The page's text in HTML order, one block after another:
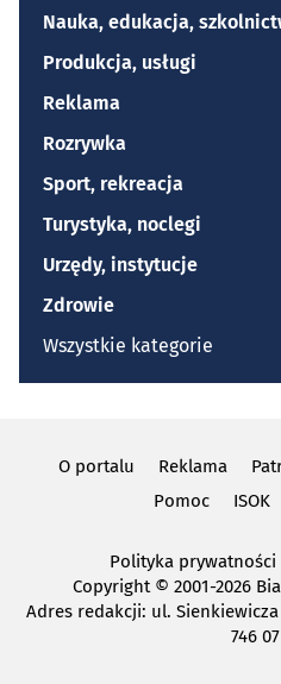
Nauka, edukacja,
Produkcja, usługi
Reklama
Rozrywka
Sport, rekreacja
Turystyka, noclegi
Urzędy, instytucje
Zdrowie
Wszystkie kategorie
O portalu Reklama
Pomoc
ISOK
Polityka prywatności
Copyright© 2001-2026
Adres redakcji: ul.
746